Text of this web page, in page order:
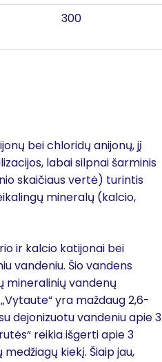
300
bei chloridų anijonų, jį
labai silpnai šarminis
skaičiaus vertė) turintis
mineralų (kalcio,
ir kalcio katijonai bei
vandeniu. Šio vandens
mineralinių vandenų
yra maždaug 2,6-
dejonizuotu vandeniu apie 3
reikia išgerti apie 3
kiekį. Šiaip jau,